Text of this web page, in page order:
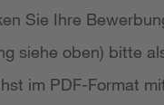
Sie Ihre
siehe oben) bitte
im PDF-Format